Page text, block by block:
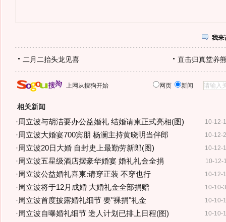
我来
二月二抬头龙见喜 直击归真堂养
上网从搜狗开始 网页 新闻
相关新闻
10-12-
·周立波与胡洁要办公益婚礼 结婚请柬正式亮相(图)
10-12-
·周立波大婚宴700宾朋 杨澜主持黄晓明当伴郎
10-12-
·周立波20日大婚 自封史上最勤劳新郎(图)
10-12-
·周立波五星级酒店摆豪华婚宴 婚礼礼金全捐
10-12-
·周立波公益婚礼喜柬:请穿正装 不穿也行
10-10-
·周立波将于12月成婚 大婚礼金全部捐赠
10-10-
·周立波首度披露婚礼细节 要"裸捐"礼金
10-10-
·周立波自曝婚礼细节 造人计划已排上日程(图)